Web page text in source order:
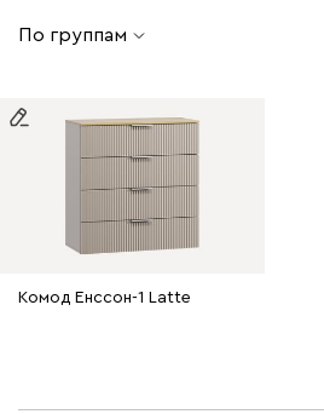
По группам
Комод Енссон-1 Latte